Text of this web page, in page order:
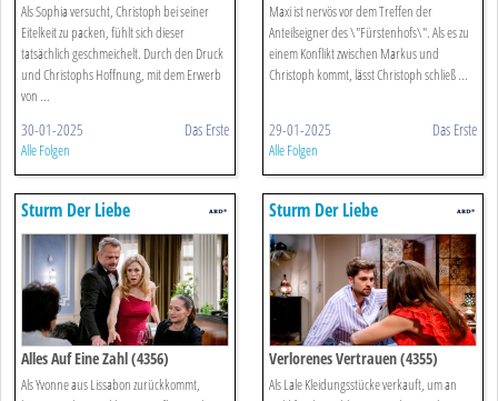
Als Sophia versucht, Christoph bei seiner
Eitelkeit zu packen, fühlt sich dieser
tatsächlich geschmeichelt. Durch den Druck
und Christophs Hoffnung, mit dem Erwerb
von ...
30-01-2025 Das Erste
Alle Folgen
Maxi ist nervös vor dem Treffen der
Anteilseigner des \"Fürstenhofs\". Als es zu
einem Konflikt zwischen Markus und
Christoph kommt, lässt Christoph schließ ...
29-01-2025 Das Erste
Alle Folgen
Sturm Der Liebe
Alles Auf Eine Zahl (4356)
Als Yvonne aus Lissabon zurückkommt,
Sturm Der Liebe
Verlorenes Vertrauen (4355)
Als Lale Kleidungsstücke verkauft, um an